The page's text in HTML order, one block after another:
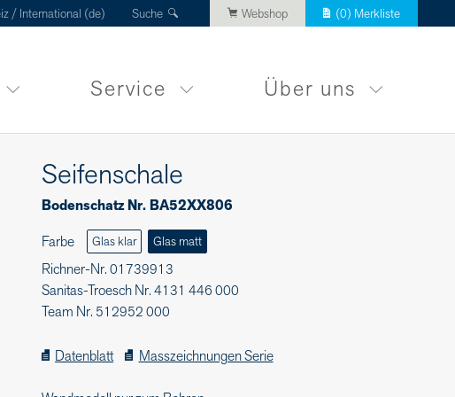
/ International (de) Suche Webshop (0) Merkliste
Service Über uns
Seifenschale
Bodenschatz Nr. BA52XX806
Farbe
Glas klar Glas matt
Richner-Nr. 01739913
Sanitas-Troesch Nr. 4131 446 000
Team Nr. 512952 000
Datenblatt Masszeichnungen Serie